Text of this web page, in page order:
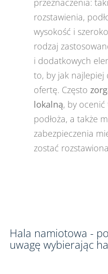
przeznaczenia:
rozstawienia,
wysokość i
rodzaj
i dodatkowych
to, by jak najlepiej
ofertę. Często
lokalną, by
podłoża, a także
zabezpieczenia
zostać
Hala namiotowa -
uwagę wybierając